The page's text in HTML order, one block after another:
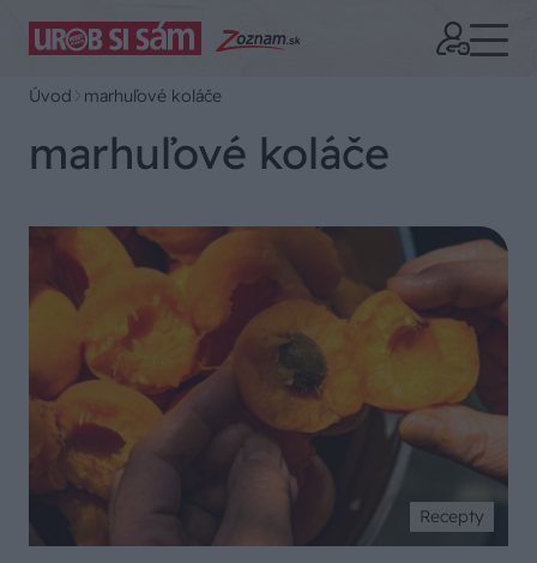
Úvod marhuľové koláče
marhuľové koláče
Recepty